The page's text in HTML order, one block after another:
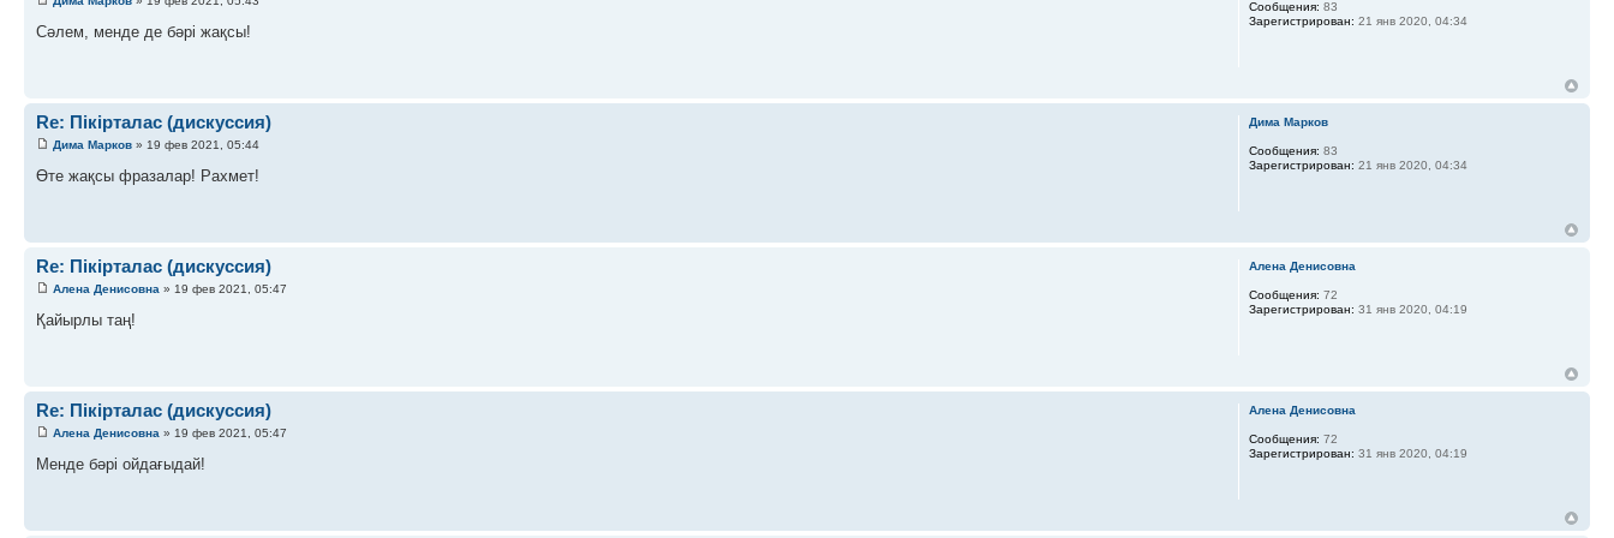
Сәлем, менде де бәрі жақсы!
Сообщения: 83
Зарегистрирован: 21 янв 2020, 04:34
Re: Пікірталас (дискуссия)
Дима Марков » 19 фев 2021, 05:44
Өте жақсы фразалар! Рахмет!
Дима Марков
Сообщения: 83
Зарегистрирован: 21 янв 2020, 04:34
Re: Пікірталас (дискуссия)
Алена Денисовна » 19 фев 2021, 05:47
Қайырлы таң!
Алена Денисовна
Сообщения: 72
Зарегистрирован: 31 янв 2020, 04:19
Re: Пікірталас (дискуссия)
Алена Денисовна » 19 фев 2021, 05:47
Менде бәрі ойдағыдай!
Алена Денисовна
Сообщения: 72
Зарегистрирован: 31 янв 2020, 04:19